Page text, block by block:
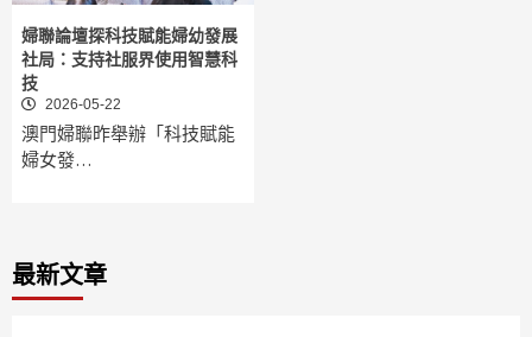
婦聯論壇探科技賦能婦幼發展
社局：支持社服界使用智慧科
技
2026-05-22
澳門婦聯昨舉辦「科技賦能
婦女發…
最新文章